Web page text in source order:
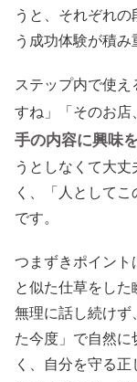
うと、それぞれ
う成功体験が積み
ステップ内で使
すね」「そのお店
手の内容に興味
うとしなくて大
く、「人として
です。
つまずきポイント
と似た仕草をし
無理に話し続けず
た今度」で自然に
く、自分を守る